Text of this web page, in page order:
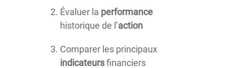
Évaluer la performance
historique de l’action
Comparer les principaux
indicateursfinanciers